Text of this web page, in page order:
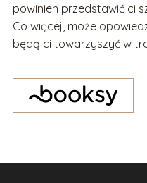
powinien przedstawić ci
Co więcej, może
będą ci towarzyszyć w